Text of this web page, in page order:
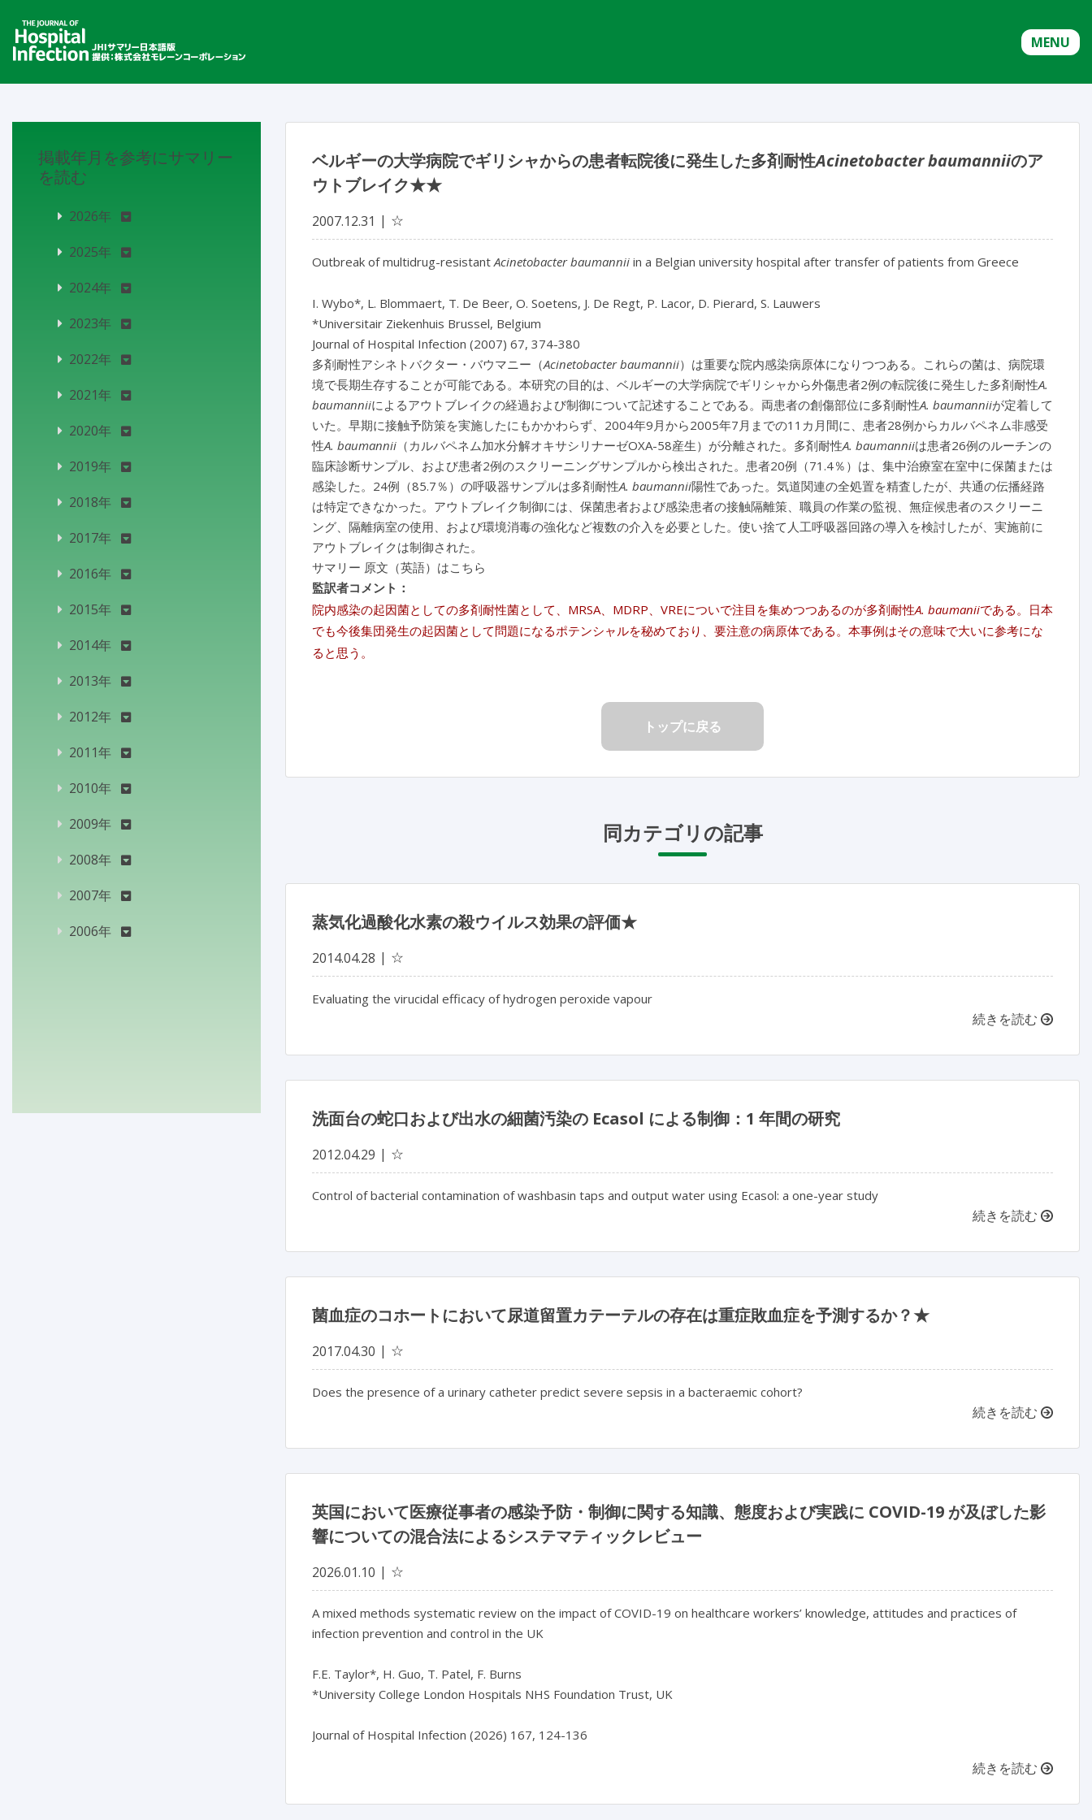
MENU
ベルギーの大学病院でギリシャからの患者転院後に発生した多剤耐性Acinetobacter baumanniiのア
ウトブレイク★★
2007.12.31 ☆
Outbreak of multidrug-resistantAcinetobacter baumannii in a Belgian university hospital after transfer of patients from Greece
I. Wybo*, L. Blommaert, T. De Beer, O. Soetens, J. De Regt, P. Lacor, D. Pierard, S. Lauwers
*Universitair Ziekenhuis Brussel, Belgium
Journal of Hospital Infection (2007) 67, 374-380
多剤耐性アシネトバクター・バウマニー（Acinetobacter baumannii）は重要な院内感染病原体になりつつある。これらの菌は、病院環
境で長期生存することが可能である。本研究の目的は、ベルギーの大学病院でギリシャから外傷患者2例の転院後に発生した多剤耐性A.
baumanniiによるアウトブレイクの経過および制御について記述することである。両患者の創傷部位に多剤耐性A. baumanniiが定着して
いた。早期に接触予防策を実施したにもかかわらず、2004年9月から2005年7月までの11カ月間に、患者28例からカルバペネム非感受
性A. baumannii （カルバペネム加水分解オキサシリナーゼOXA-58産生）が分離された。多剤耐性A. baumanniiは患者26例のルーチンの
臨床診断サンプル、および患者2例のスクリーニングサンプルから検出された。患者20例（71.4％）は、集中治療室在室中に保菌または
感染した。24例（85.7％）の呼吸器サンプルは多剤耐性A. baumannii陽性であった。気道関連の全処置を精査したが、共通の伝播経路
は特定できなかった。アウトブレイク制御には、保菌患者および感染患者の接触隔離策、職員の作業の監視、無症候患者のスクリーニ
ング、隔離病室の使用、および環境消毒の強化など複数の介入を必要とした。使い捨て人工呼吸器回路の導入を検討したが、実施前に
アウトブレイクは制御された。
サマリー 原文（英語）はこちら
監訳者コメント：
院内感染の起因菌としての多剤耐性菌として、MRSA、MDRP、VREについで注目を集めつつあるのが多剤耐性A. baumaniiである。日本
でも今後集団発生の起因菌として問題になるポテンシャルを秘めており、要注意の病原体である。本事例はその意味で大いに参考にな
ると思う。
トップに戻る
同カテゴリの記事
蒸気化過酸化水素の殺ウイルス効果の評価★
2014.04.28 ☆
Evaluating the virucidal efficacy of hydrogen peroxide vapour
続きを読む
洗面台の蛇口および出水の細菌汚染の Ecasol による制御：1 年間の研究
2012.04.29 ☆
Control of bacterial contamination of washbasin taps and output water using Ecasol: a one-year study
続きを読む
菌血症のコホートにおいて尿道留置カテーテルの存在は重症敗血症を予測するか？★
2017.04.30 ☆
Does the presence of a urinary catheter predict severe sepsis in a bacteraemic cohort?
続きを読む
英国において医療従事者の感染予防・制御に関する知識、態度および実践に COVID-19 が及ぼした影
響についての混合法によるシステマティックレビュー
2026.01.10 ☆
A mixed methods systematic review on the impact of COVID-19 on healthcare workers’ knowledge, attitudes and practices of
infection prevention and control in the UK
F.E. Taylor*, H. Guo, T. Patel, F. Burns
*University College London Hospitals NHS Foundation Trust, UK
Journal of Hospital Infection (2026) 167, 124-136
続きを読む
掲載年月を参考にサマリー
を読む
2026年
2025年
2024年
2023年
2022年
2021年
2020年
2019年
2018年
2017年
2016年
2015年
2014年
2013年
2012年
2011年
2010年
2009年
2008年
2007年
2006年